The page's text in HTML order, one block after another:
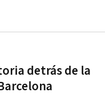
detrás de la